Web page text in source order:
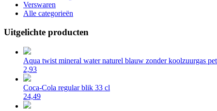
Verswaren
Alle categorieën
Uitgelichte producten
Aqua twist mineral water naturel blauw zonder koolzuurgas
2,93
Coca-Cola regular blik 33 cl
24,49